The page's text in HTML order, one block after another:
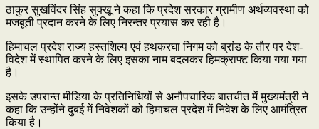
ठाकुर सुखविंदर सिंह सुक्खू ने कहा कि प्रदेश सरकार ग्रामीण अर्थव्यवस्था को
मजबूती प्रदान करने के लिए निरन्तर प्रयास कर रही है।
हिमाचल प्रदेश राज्य हस्तशिल्प एवं हथकरघा निगम को ब्रांड के तौर पर देश-
विदेश में स्थापित करने के लिए इसका नाम बदलकर हिमक्राफ्ट किया गया गया
है।
इसके उपरान्त मीडिया के प्रतिनिधियों से अनौपचारिक बातचीत में मुख्यमंत्री ने
कहा कि उन्होंने दुबई में निवेशकों को हिमाचल प्रदेश में निवेश के लिए आमंत्रित
किया है।